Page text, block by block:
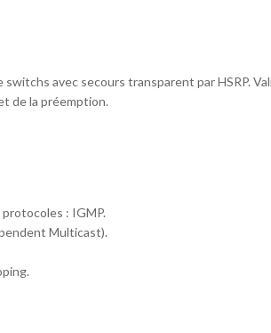
avec secours transparent par HSRP.
de la préemption.
: IGMP.
Multicast).